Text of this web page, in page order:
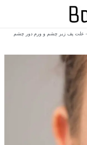
علت پف زیر چشم و ورم دور چشم